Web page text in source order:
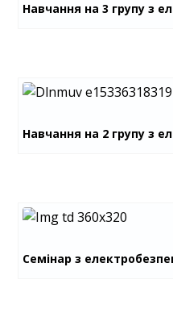
Навчання на 3 групу з
Навчання на 2 групу з
Семінар з